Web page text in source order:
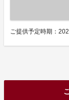
ご提供予定時期：